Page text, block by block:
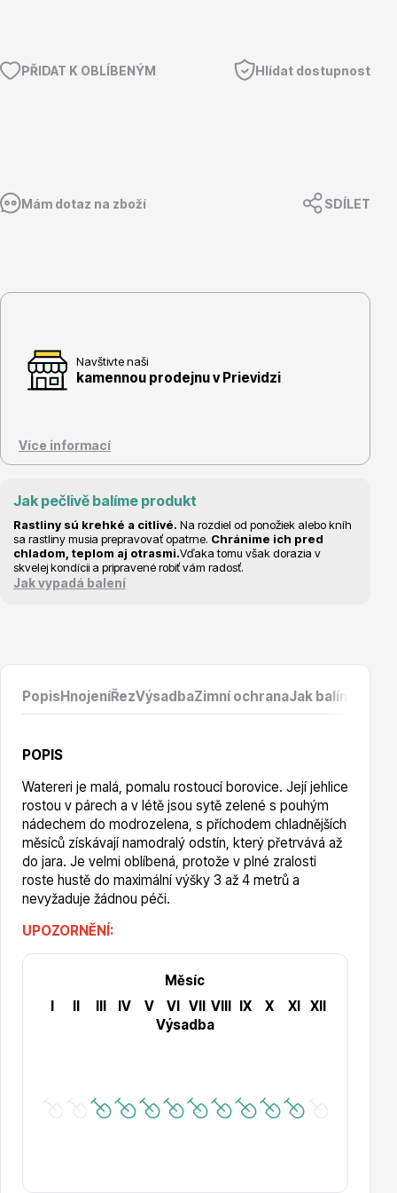
Květináče
Vzrostlé stromy
Postřiky, přípravky
PŘIDAT K OBLÍBENÝM Hlídat dostupnost
Mám dotaz na zboží SDÍLET
Navštivte naši
kamennou prodejnu v Prievidzi
Více informací
Jak pečlivě balíme produkt
Rastliny sú krehké a citlivé. Na rozdiel od ponožiek alebo kníh
sa rastliny musia prepravovať opatrne. Chránime ich pred
chladom, teplom aj otrasmi.Vďaka tomu však dorazia v
skvelej kondícii a pripravené robiť vám radosť.
Jak vypadá balení
PopisHnojeníŘezVýsadbaZimní ochranaJak balíme
POPIS
Watereri je malá, pomalu rostoucí borovice. Její jehlice
rostou v párech a v létě jsou sytě zelené s pouhým
nádechem do modrozelena, s příchodem chladnějších
měsíců získávají namodralý odstín, který přetrvává až
do jara. Je velmi oblíbená, protože v plné zralosti
roste hustě do maximální výšky 3 až 4 metrů a
nevyžaduje žádnou péči.
UPOZORNĚNÍ:
Měsíc
IV V VI VII VIII IX X XI
XII
Výsadba